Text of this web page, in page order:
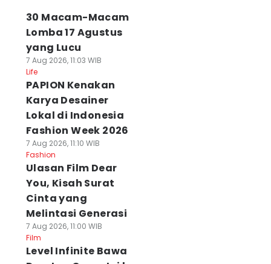
30 Macam-Macam
Lomba 17 Agustus
yang Lucu
7 Aug 2026, 11:03 WIB
Life
PAPION Kenakan
Karya Desainer
Lokal di Indonesia
Fashion Week 2026
7 Aug 2026, 11:10 WIB
Fashion
Ulasan Film Dear
You, Kisah Surat
Cinta yang
Melintasi Generasi
7 Aug 2026, 11:00 WIB
Film
Level Infinite Bawa